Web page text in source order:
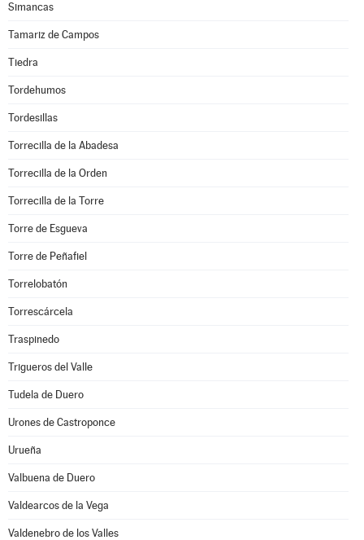
Simancas
Tamariz de Campos
Tiedra
Tordehumos
Tordesillas
Torrecilla de la Abadesa
Torrecilla de la Orden
Torrecilla de la Torre
Torre de Esgueva
Torre de Peñafiel
Torrelobatón
Torrescárcela
Traspinedo
Trigueros del Valle
Tudela de Duero
Urones de Castroponce
Urueña
Valbuena de Duero
Valdearcos de la Vega
Valdenebro de los Valles